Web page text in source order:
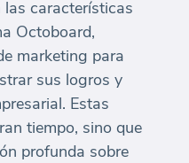
características
Octoboard,
marketing para
sus logros y
Estas
tiempo, sino que
profunda sobre